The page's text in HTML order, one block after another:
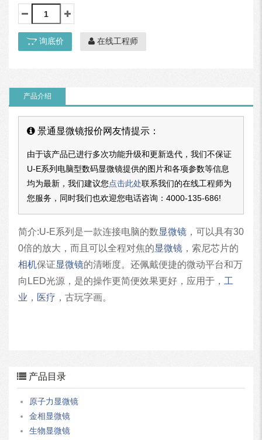
询底价 在线工程师
产品介绍
景通显微镜报价网友情提示：
由于该产品已进行多次功能升级和更新迭代，我们不保证
U-E系列电脑型数码显微镜提供的图片和各项参数等信息
均为最新，我们建议您点击此处联系我们的在线工程师为
您服务，同时我们也欢迎您电话咨询：4000-135-686!
简介:U-E系列是一款连接电脑的数显微镜 ，可以具有30
0倍的放大，而且可以全程对焦的显微镜 ，索尼芯片的
相机保证显微镜的清晰度。还佩戴便捷的微动平台和万
向LED光源，是的操作更简便效果更好，应用于， 工
业 ， 医疗 ，古玩字画。
产品目录
原子力显微镜
金相显微镜
生物显微镜